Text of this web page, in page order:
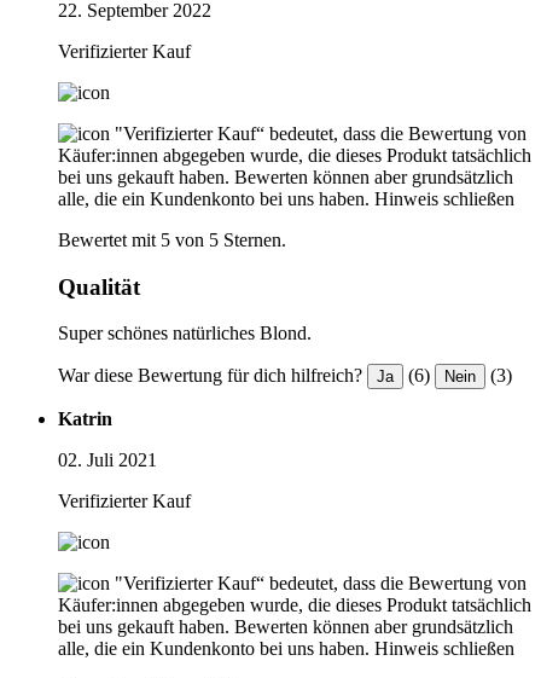
22. September 2022
Verifizierter Kauf
"Verifizierter Kauf“ bedeutet, dass die Bewertung von
Käufer:innen abgegeben wurde, die dieses Produkt tatsächlich
bei uns gekauft haben. Bewerten können aber grundsätzlich
alle, die ein Kundenkonto bei uns haben. Hinweis schließen
Bewertet mit 5 von 5 Sternen.
Qualität
Super schönes natürliches Blond.
War diese Bewertung für dich hilfreich? Ja (6) Nein (3)
Katrin
02. Juli 2021
Verifizierter Kauf
"Verifizierter Kauf“ bedeutet, dass die Bewertung von
Käufer:innen abgegeben wurde, die dieses Produkt tatsächlich
bei uns gekauft haben. Bewerten können aber grundsätzlich
alle, die ein Kundenkonto bei uns haben. Hinweis schließen